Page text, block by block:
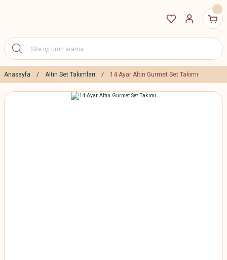
Anasayfa Altın Set Takımları 14 Ayar Altın Gurmet Set Takımı